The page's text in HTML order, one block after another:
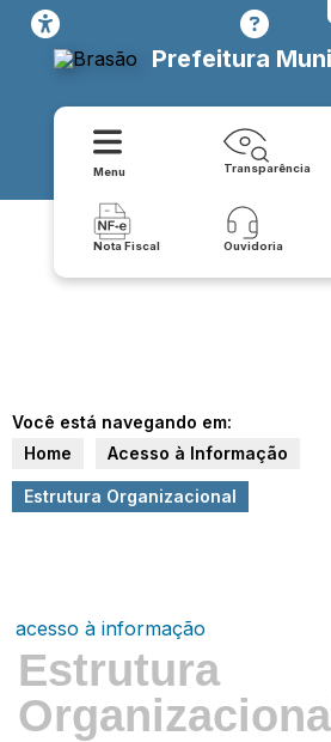
Prefeitura
Menu Transparência
Nota Fiscal Ouvidoria
Você está navegando em:
Home
Acesso à Informação
Estrutura Organizacional
acesso à informação
Estrutura
Organizacional